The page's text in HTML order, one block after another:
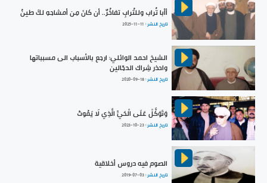
أأبا تُراب وللتُرابِ تفاخُرٌ.. أن كانَ مِن أمشاجهِ لكَ طينُ
تاريخ النشر : 2025-11-11
الشيخ احمد الوائلي: ارجع بالأسباب الى مسبباتها
واحذر شِراك الدجّالين
تاريخ النشر :2020-09-18
وَتَوَكَّلْ عَلَى الْحَيِّ الَّذِي لَا يَمُوتُ
تاريخ النشر :2023-10-23
الصوم فيه دروس أخلاقية
تاريخ النشر :2019-07-03